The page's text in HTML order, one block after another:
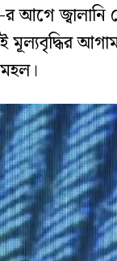
আগে জ্বালানি
মূল্যবৃদ্ধির